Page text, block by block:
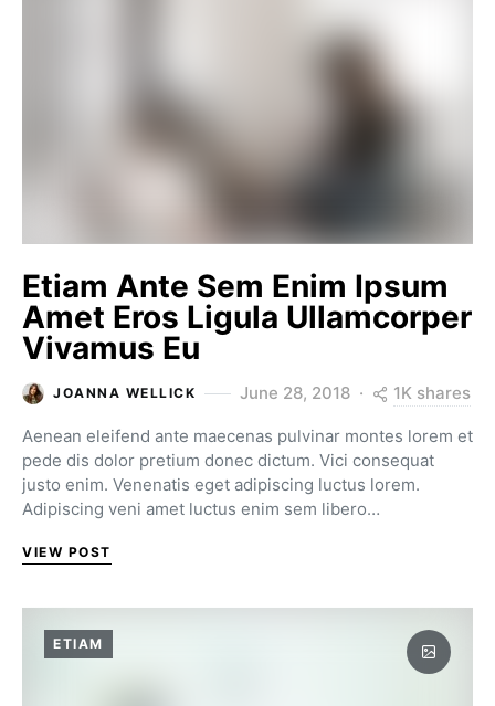
Etiam Ante Sem Enim Ipsum
Amet Eros Ligula Ullamcorper
Vivamus Eu
JOANNA WELLICK June 28, 2018 1K shares
Aenean eleifend ante maecenas pulvinar montes lorem et
pede dis dolor pretium donec dictum. Vici consequat
justo enim. Venenatis eget adipiscing luctus lorem.
Adipiscing veni amet luctus enim sem libero…
VIEW POST
ETIAM